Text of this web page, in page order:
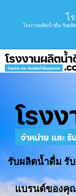
โ
โรงงานผลิตน้ำดื่ม รับผ
รับผลิตน้ำดื่ม รั
แบรนด์ของคุ